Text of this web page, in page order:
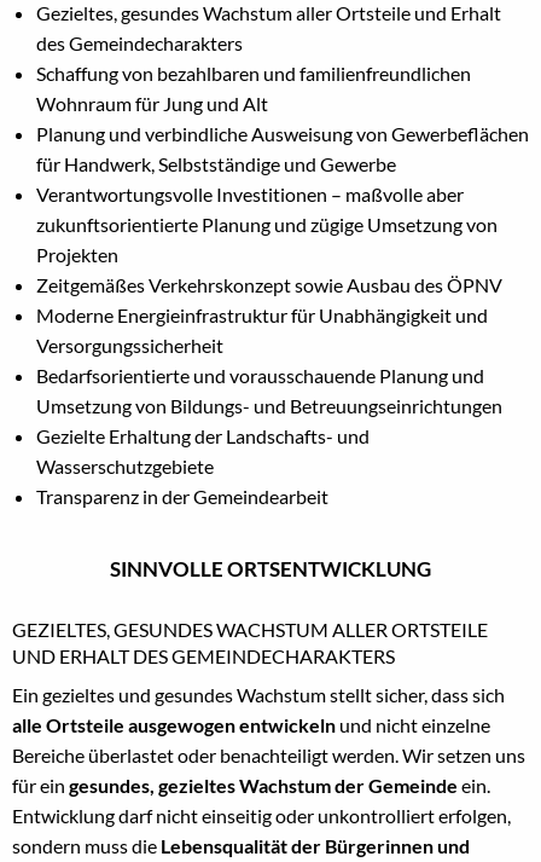
Gezieltes, gesundes Wachstum aller Ortsteile und Erhalt
des Gemeindecharakters
Schaffung von bezahlbaren und familienfreundlichen
Wohnraum für Jung und Alt
Planung und verbindliche Ausweisung von Gewerbeflächen
für Handwerk, Selbstständige und Gewerbe
Verantwortungsvolle Investitionen – maßvolle aber
zukunftsorientierte Planung und zügige Umsetzung von
Projekten
Zeitgemäßes Verkehrskonzept sowie Ausbau des ÖPNV
Moderne Energieinfrastruktur für Unabhängigkeit und
Versorgungssicherheit
Bedarfsorientierte und vorausschauende Planung und
Umsetzung von Bildungs- und Betreuungseinrichtungen
Gezielte Erhaltung der Landschafts- und
Wasserschutzgebiete
Transparenz in der Gemeindearbeit
SINNVOLLE ORTSENTWICKLUNG
GEZIELTES, GESUNDES WACHSTUM ALLER ORTSTEILE
UND ERHALT DES GEMEINDECHARAKTERS
Ein gezieltes und gesundes Wachstum stellt sicher, dass sich
alle Ortsteile ausgewogen entwickeln und nicht einzelne
Bereiche überlastet oder benachteiligt werden. Wir setzen uns
für ein gesundes, gezieltes Wachstum der Gemeinde ein.
Entwicklung darf nicht einseitig oder unkontrolliert erfolgen,
sondern muss die Lebensqualität der Bürgerinnen und